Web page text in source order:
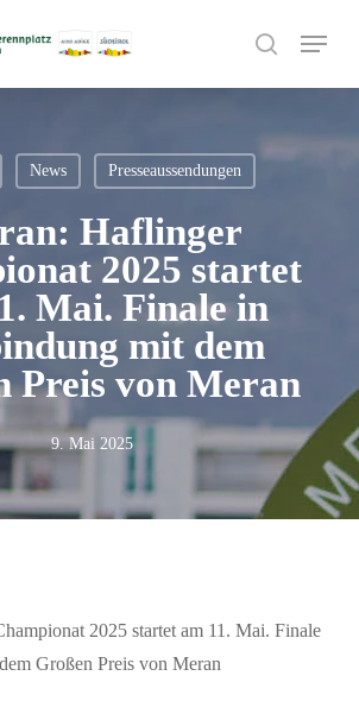
search
Menu
News Presseaussendungen
Haflinger
2025 startet
Mai. Finale in
mit dem
Preis von Meran
9. Mai 2025
2025 startet am 11. Mai. Finale
Großen Preis von Meran